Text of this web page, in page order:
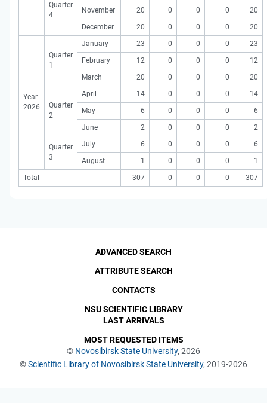
Quarter
4
November
20 0 0 0
20
December
20 0 0 0 20
Year
2026
Quarter
1
January 23 0 0 0
23
February
12 0 0 0
12
March
20 0 0 0 20
Quarter
2
April 14 0 0 0
14
May
6 0 0 0
6
June
2 0 0 0 2
Quarter
3
July 6 0 0 0
6
August
1 0 0 0
1
Total
307 0 0 0 307
© Novosibirsk State University, 2026
©Scientific Library of Novosibirsk State University, 2019-2026
ADVANCED SEARCH
ATTRIBUTE SEARCH
CONTACTS
NSU SCIENTIFIC LIBRARY
LAST ARRIVALS
MOST REQUESTED ITEMS